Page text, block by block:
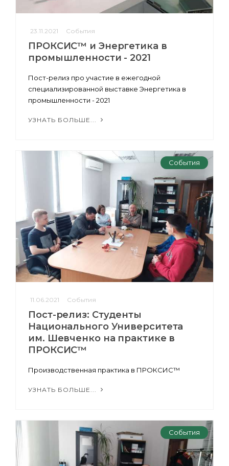
23.11.2021 События
ПРОКСИС™ и Энергетика в
промышленности - 2021
Пост-релиз про участие в ежегодной
специализированной выставке Энергетика в
промышленности - 2021
УЗНАТЬ БОЛЬШЕ...
События
11.06.2021 События
Пост-релиз: Студенты
Национального Университета
им. Шевченко на практике в
ПРОКСИС™
Производственная практика в ПРОКСИС™
УЗНАТЬ БОЛЬШЕ...
События